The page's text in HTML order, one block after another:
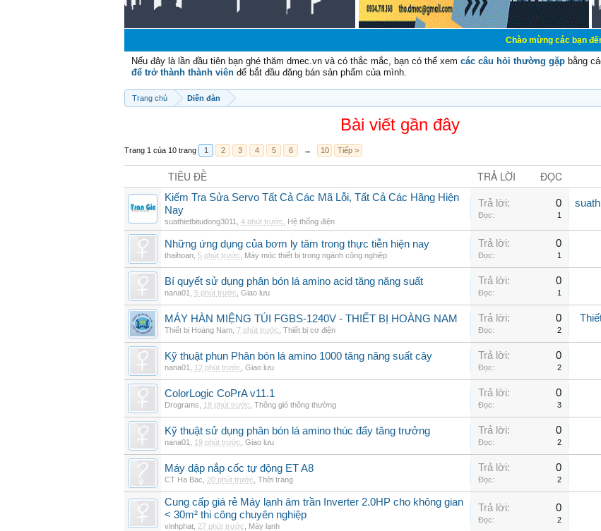
Chào mừng các bạn đến với Diễn
Nếu đây là lần đầu tiên bạn ghé thăm dmec.vn và có thắc mắc, bạn có thể xem các câu hỏi thường gặp bằng
để trở thành thành viên để bắt đầu đăng bán sản phẩm của mình.
Trang chủ Diễn đàn
Bài viết gần đây
Trang 1 của 10 trang 1 2 3 4 5 6 → 10 Tiếp >
TIÊU ĐỀ TRẢ LỜI ĐỌC
Kiểm Tra Sửa Servo Tất Cả Các Mã Lỗi, Tất Cả Các Hãng Hiện
Nay
suathietbitudong3011 4 phút trước Hệ thống điện
Trả lời: 0
Đọc: 1
Những ứng dụng của bơm ly tâm trong thực tiễn hiện nay
thaihoan 5 phút trước Máy móc thiết bị trong ngành công nghiệp
Trả lời: 0
Đọc: 1
Bí quyết sử dụng phân bón lá amino acid tăng năng suất
nana01 5 phút trước Giao lưu
Trả lời: 0
Đọc: 1
MÁY HÀN MIỆNG TÚI FGBS-1240V - THIẾT BỊ HOÀNG NAM
Thiết bị Hoàng Nam 7 phút trước Thiết bị cơ điện
Trả lời: 0
Đọc: 2
Kỹ thuật phun Phân bón lá amino 1000 tăng năng suất cây
nana01 12 phút trước Giao lưu
Trả lời: 0
Đọc: 2
ColorLogic CoPrA v11.1
Drograms 18 phút trước Thông gió thông thường
Trả lời: 0
Đọc: 3
Kỹ thuật sử dụng phân bón lá amino thúc đẩy tăng trưởng
nana01 19 phút trước Giao lưu
Trả lời: 0
Đọc: 2
Máy dập nắp cốc tự động ET A8
CT Ha Bac 20 phút trước Thời trang
Trả lời: 0
Đọc: 2
Cung cấp giá rẻ Máy lạnh âm trần Inverter 2.0HP cho không gian
< 30m² thi công chuyên nghiệp
vinhphat 27 phút trước Máy lạnh
Trả lời: 0
Đọc: 2